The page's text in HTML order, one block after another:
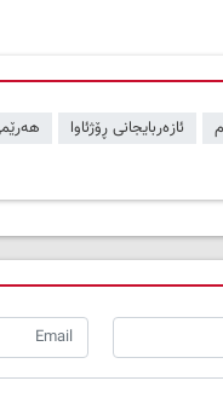
ئازەربایجانی ڕۆژئاوا